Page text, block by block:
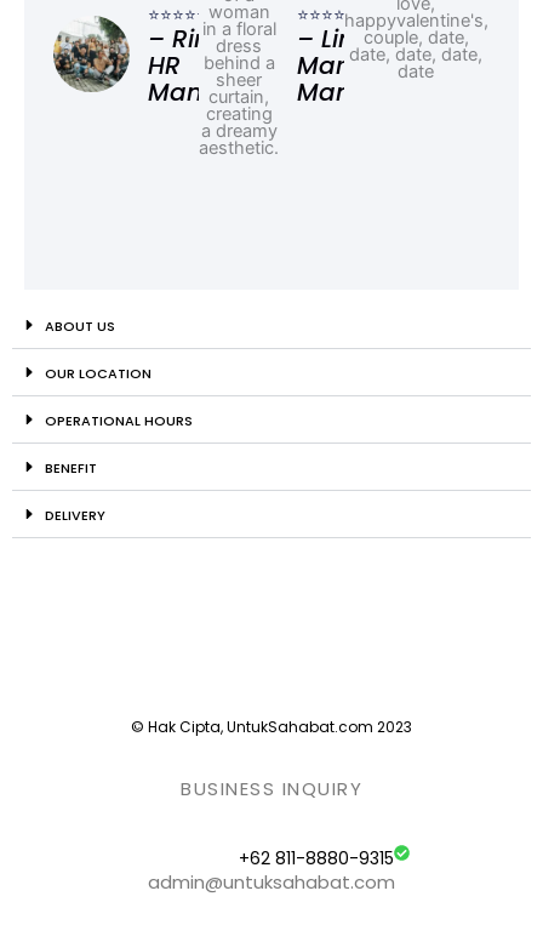
⭐⭐⭐⭐⭐
– Rina,
HR
Manager
⭐⭐⭐⭐⭐
– Linda,
Marketing
Manager
ABOUT US
OUR LOCATION
OPERATIONAL HOURS
BENEFIT
DELIVERY
© Hak Cipta, UntukSahabat.com 2023
BUSINESS INQUIRY
+62 811-8880-9315
admin@untuksahabat.com